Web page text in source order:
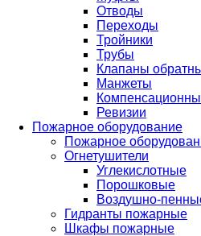
Отводы
Переходы
Тройники
Трубы
Клапаны
Манжеты
Ревизии
Пожарное оборудование
Пожарное
Огнетушители
Углекислотные
Порошковые
Воздушно-
Гидранты пожарные
Шкафы пожарные